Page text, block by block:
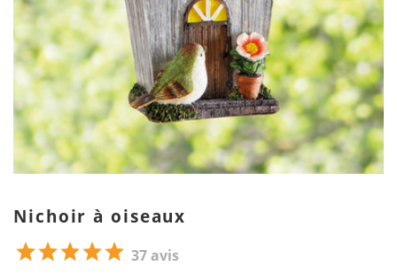
Nichoir à oiseaux
37 avis